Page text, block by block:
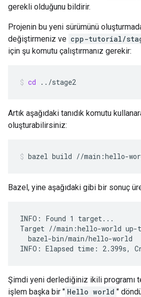
gerekli olduğunu bildirir.
Projenin bu yeni sürümünü
değiştirmeniz ve cpp-tutorial/
için şu komutu çalıştırmanız gerekir:
cd ../stage2
Artık aşağıdaki tanıdık komutu
oluşturabilirsiniz:
bazel build //main:hello-
Bazel, yine aşağıdaki gibi bir sonuç
INFO: Found 1 target...
Target //main:hello-world up-
  bazel-bin/main/hello-world
Şimdi yeni derlediğiniz ikili programı
işlem başka bir " Hello world "